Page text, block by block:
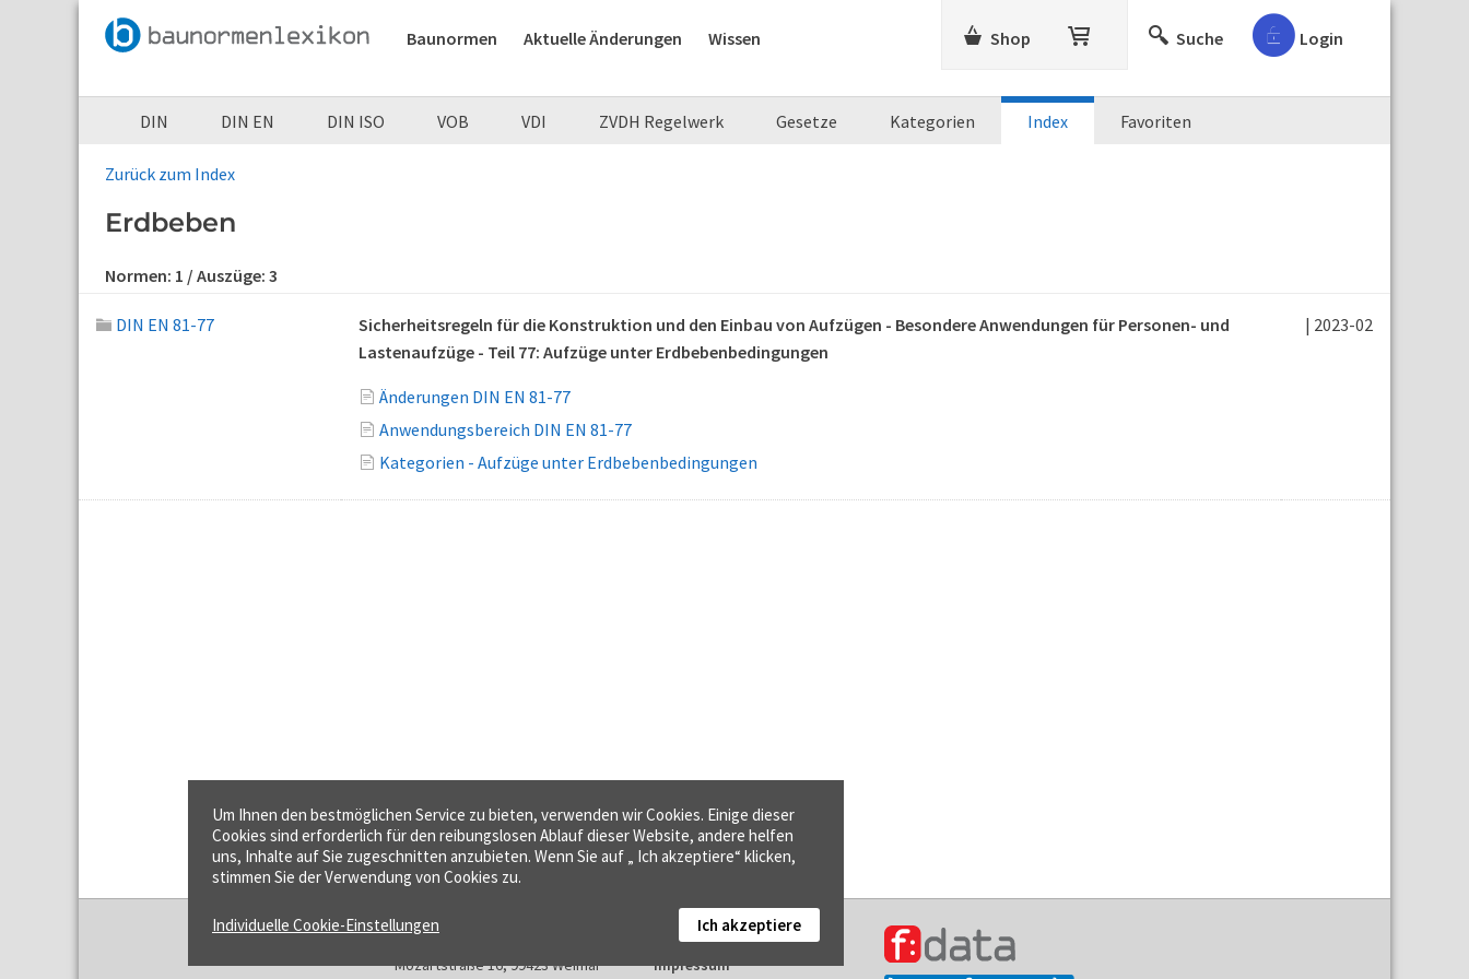
Baunormen Aktuelle Änderungen Wissen Shop Suche Login
DIN DIN EN DIN ISO VOB VDI ZVDH Regelwerk Gesetze Kategorien Index Favoriten
Zurück zum Index
Erdbeben
Normen: 1 / Auszüge: 3
DIN EN 81-77
Sicherheitsregeln für die Konstruktion und den Einbau von Aufzügen - Besondere Anwendungen für Personen- und
Lastenaufzüge - Teil 77: Aufzüge unter Erdbebenbedingungen
| 2023-02
Änderungen DIN EN 81-77
Anwendungsbereich DIN EN 81-77
Kategorien - Aufzüge unter Erdbebenbedingungen
f:data GmbH
Mozartstraße 16, 99423 Weimar
Kontakt
Impressum
Um Ihnen den bestmöglichen Service zu bieten, verwenden wir Cookies. Einige dieser
Cookies sind erforderlich für den reibungslosen Ablauf dieser Website, andere helfen
uns, Inhalte auf Sie zugeschnitten anzubieten. Wenn Sie auf „ Ich akzeptiere“ klicken,
stimmen Sie der Verwendung von Cookies zu.
Individuelle Cookie-Einstellungen Ich akzeptiere